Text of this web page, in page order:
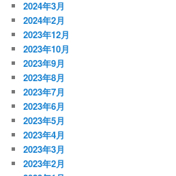
2024年3月
2024年2月
2023年12月
2023年10月
2023年9月
2023年8月
2023年7月
2023年6月
2023年5月
2023年4月
2023年3月
2023年2月